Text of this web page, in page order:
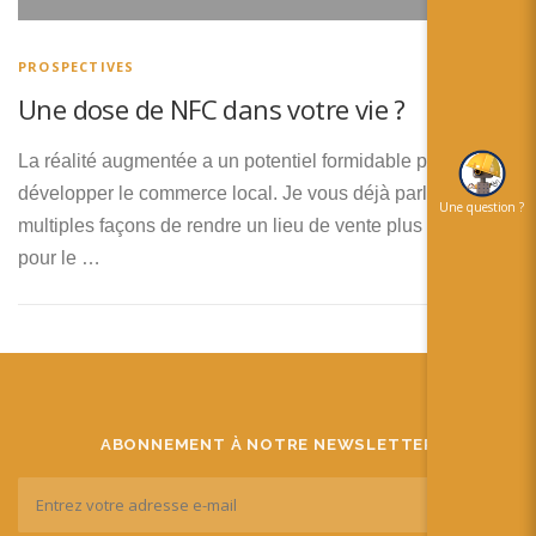
Español
PROSPECTIVES
Une dose de NFC dans votre vie ?
La réalité augmentée a un potentiel formidable pour
développer le commerce local. Je vous déjà parlé ici des
multiples façons de rendre un lieu de vente plus interactif
pour le …
ABONNEMENT À NOTRE NEWSLETTER
Une question ?